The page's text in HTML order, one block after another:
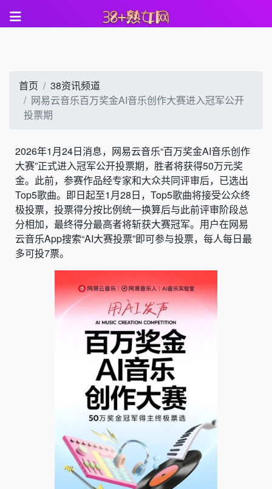
首页
38资讯频道
网易云音乐百万奖金AI音乐创作大赛进入冠军公开
投票期
2026年1月24日消息，网易云音乐“百万奖金AI音乐创作
大赛”正式进入冠军公开投票期，胜者将获得50万元奖
金。此前，参赛作品经专家和大众共同评审后，已选出
Top5歌曲。即日起至1月28日，Top5歌曲将接受公众终
极投票，投票得分按比例统一换算后与此前评审阶段总
分相加，最终得分最高者将斩获大赛冠军。用户在网易
云音乐App搜索“AI大赛投票”即可参与投票，每人每日最
多可投7票。